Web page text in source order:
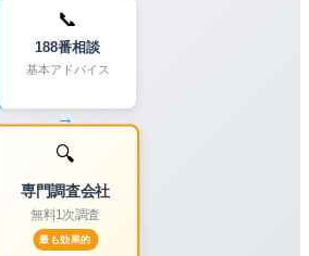
📞
188番相談
基本アドバイス
→
🔍
専門調査会社
無料1次調査
最も効果的